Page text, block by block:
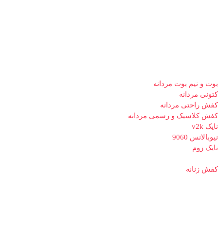
بوت و نیم بوت مردانه
کتونی مردانه
کفش راحتی مردانه
کفش کلاسیک و رسمی مردانه
نایک v2k
نیوبالانس 9060
نایک زوم
کفش زنانه